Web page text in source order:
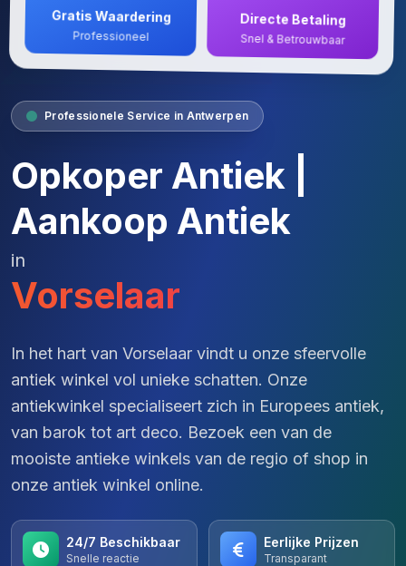
Professionele Service in Antwerpen
Opkoper Antiek |
Aankoop Antiek
in
Vorselaar
In het hart van Vorselaar vindt u onze sfeervolle
antiek winkel vol unieke schatten. Onze
antiekwinkel specialiseert zich in Europees antiek,
van barok tot art deco. Bezoek een van de
mooiste antieke winkels van de regio of shop in
onze antiek winkel online.
24/7 Beschikbaar
Snelle reactie
Eerlijke Prijzen
Transparant
Gratis Waardering
Professioneel
Directe Betaling
Snel & Betrouwbaar